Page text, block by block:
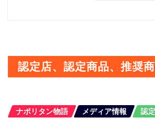
イ
ブ
認定店、認定商品、推奨
ナポリタン物語 メディア情報 認